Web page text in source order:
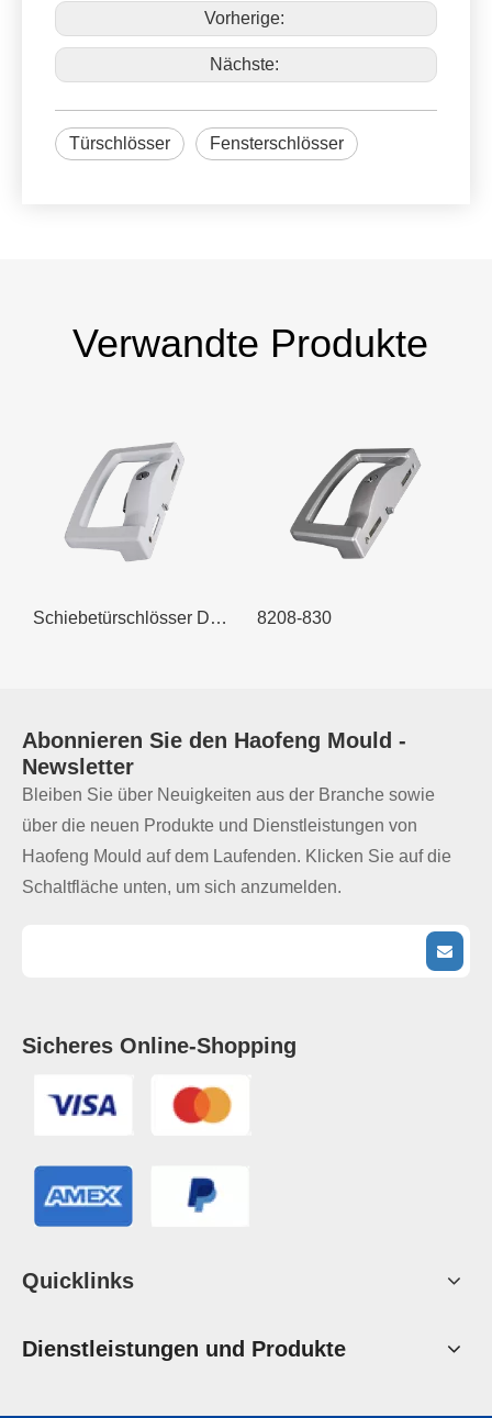
Vorherige:
Nächste:
Türschlösser Fensterschlösser
Verwandte Produkte
Schiebetürschlösser Doppelhaken 8208-830
Abonnieren Sie den Haofeng Mould -
Newsletter
Bleiben Sie über Neuigkeiten aus der Branche sowie
über die neuen Produkte und Dienstleistungen von
Haofeng Mould auf dem Laufenden. Klicken Sie auf die
Schaltfläche unten, um sich anzumelden.
Sicheres Online-Shopping
Quicklinks
Dienstleistungen und Produkte